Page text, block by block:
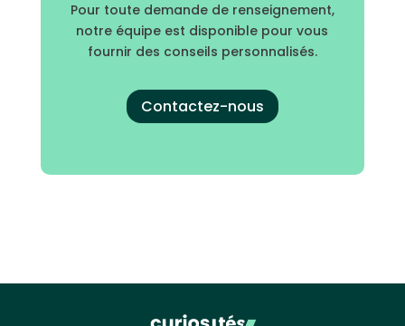
Pour toute demande de renseignement,
notre équipe est disponible pour vous
fournir des conseils personnalisés.
Contactez-nous